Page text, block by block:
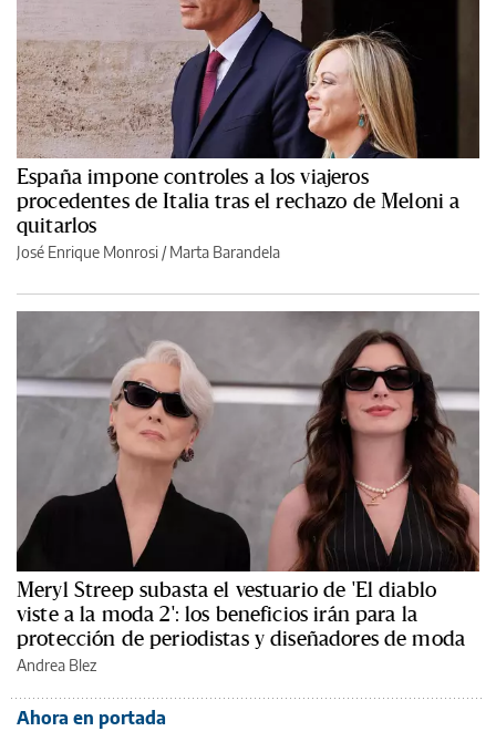
España impone controles a los viajeros
procedentes de Italia tras el rechazo de Meloni a
quitarlos
José Enrique Monrosi / Marta Barandela
Meryl Streep subasta el vestuario de 'El diablo
viste a la moda 2': los beneficios irán para la
protección de periodistas y diseñadores de moda
Andrea Blez
Ahora en portada